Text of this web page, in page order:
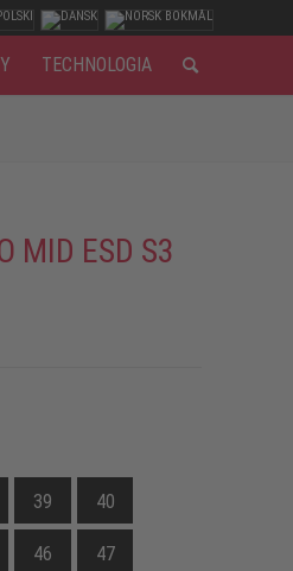
TECHNOLOGIA
MID ESD S3
39 40
46 47